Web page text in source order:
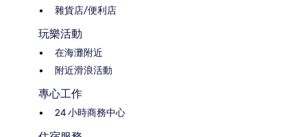
雜貨店/便利店
玩樂活動
在海灘附近
附近滑浪活動
專心工作
24 小時商務中心